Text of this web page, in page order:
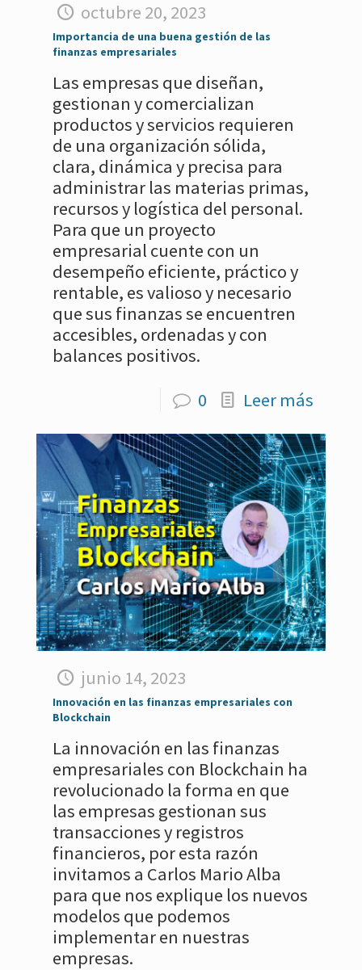
octubre 20, 2023
Importancia de una buena gestión de las
finanzas empresariales
Las empresas que diseñan,
gestionan y comercializan
productos y servicios requieren
de una organización sólida,
clara, dinámica y precisa para
administrar las materias primas,
recursos y logística del personal.
Para que un proyecto
empresarial cuente con un
desempeño eficiente, práctico y
rentable, es valioso y necesario
que sus finanzas se encuentren
accesibles, ordenadas y con
balances positivos.
0
Leer más
junio 14, 2023
Innovación en las finanzas empresariales con
Blockchain
La innovación en las finanzas
empresariales con Blockchain ha
revolucionado la forma en que
las empresas gestionan sus
transacciones y registros
financieros, por esta razón
invitamos a Carlos Mario Alba
para que nos explique los nuevos
modelos que podemos
implementar en nuestras
empresas.